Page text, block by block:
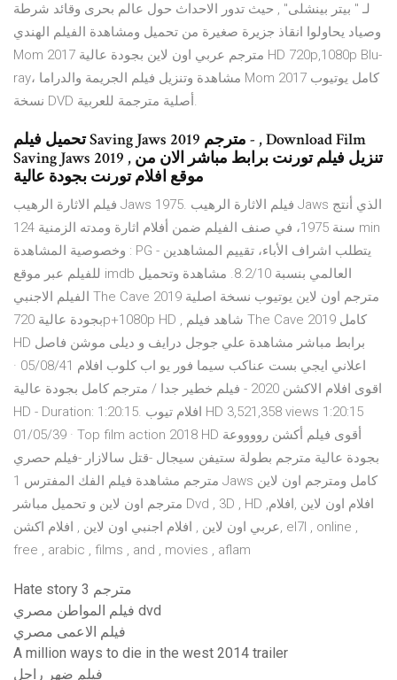
لـ " بيتر بينشلى" , حيث تدور الاحداث حول عالم بحرى وقائد شرطة
وصياد يحاولوا انقاذ جزيرة صغيرة من تحميل ومشاهدة الفيلم الهندي
Mom 2017 مترجم عربي اون لاين بجودة عالية HD 720p,1080p Blu-
ray، مشاهدة وتنزيل فيلم الجريمة والدراما Mom 2017 كامل يوتيوب
نسخة DVD أصلية مترجمة للعربية.
تحميل فيلم Saving Jaws 2019 مترجم - , Download Film
Saving Jaws 2019 , تنزيل فيلم تورنت برابط مباشر الان من
موقع افلام تورنت بجودة عالية
فيلم الاثارة الرهيب Jaws 1975. فيلم الاثارة الرهيب Jaws الذي أنتج
سنة 1975، في صنف الفيلم ضمن أفلام اثارة ومدته الزمنية 124 min
وخصوصية المشاهدة : PG - يتطلب اشراف الأباء، تقييم المشاهدين
للفيلم عبر موقع imdb العالمي بنسبة 8.2/10. مشاهدة وتحميل
الفيلم الاجنبي The Cave 2019 مترجم اون لاين يوتيوب نسخة اصلية
بجودة عالية 720p+1080p HD , شاهد فيلم The Cave 2019 كامل
HD برابط مباشر مشاهدة علي جوجل درايف و ديلى موشن فاصل
اعلاني ايجي بست عناكب سيما فور يو اب كلوب افلام 05/08/41 ·
اقوى افلام الاكشن 2020 - فيلم خطير جدا / مترجم كامل بجودة عالية
HD - Duration: 1:20:15. افلام تيوب HD 3,521,358 views 1:20:15
01/05/39 · Top film action 2018 HD أقوى فيلم أكشن رووووعة
بجودة عالية مترجم بطولة ستيفن سيجال -قتل سالازار -فيلم حصري
مترجم مشاهدة فيلم الفك المفترس 1 Jaws كامل ومترجم اون لاين
مترجم اون لاين و تحميل مباشر Dvd , 3D , HD ,افلام اون لاين ,افلام
عربي اون لاين , افلام اجنبي اون لاين , افلام اكشن, el7l , online ,
free , arabic , films , and , movies , aflam
Hate story 3 مترجم
فيلم المواطن مصري dvd
فيلم الاعمى مصري
A million ways to die in the west 2014 trailer
فيلم ضهر راجل